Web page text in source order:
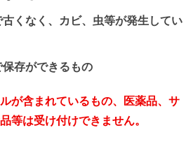
くなく、カビ、虫等が発生してい
存ができるもの
が含まれているもの、医薬品、サ
等は受け付けできません。